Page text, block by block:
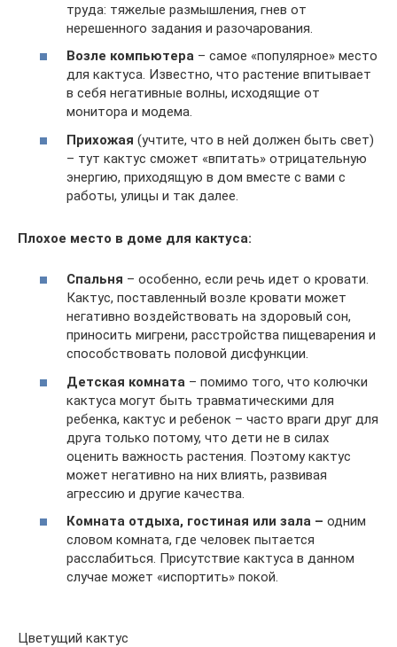
труда: тяжелые размышления, гнев от
нерешенного задания и разочарования.
Возле компьютера – самое «популярное» место
для кактуса. Известно, что растение впитывает
в себя негативные волны, исходящие от
монитора и модема.
Прихожая (учтите, что в ней должен быть свет)
– тут кактус сможет «впитать» отрицательную
энергию, приходящую в дом вместе с вами с
работы, улицы и так далее.
Плохое место в доме для кактуса:
Спальня – особенно, если речь идет о кровати.
Кактус, поставленный возле кровати может
негативно воздействовать на здоровый сон,
приносить мигрени, расстройства пищеварения и
способствовать половой дисфункции.
Детская комната – помимо того, что колючки
кактуса могут быть травматическими для
ребенка, кактус и ребенок – часто враги друг для
друга только потому, что дети не в силах
оценить важность растения. Поэтому кактус
может негативно на них влиять, развивая
агрессию и другие качества.
Комната отдыха, гостиная или зала – одним
словом комната, где человек пытается
расслабиться. Присутствие кактуса в данном
случае может «испортить» покой.
Цветущий кактус